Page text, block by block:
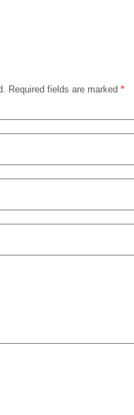
Required fields are marked *